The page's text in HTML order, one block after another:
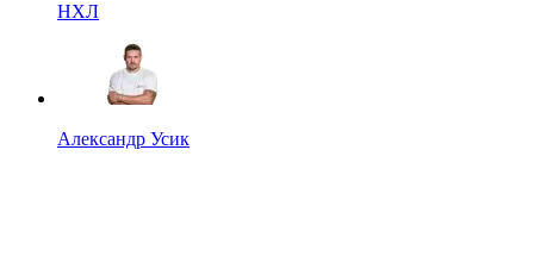
НХЛ
Александр Усик